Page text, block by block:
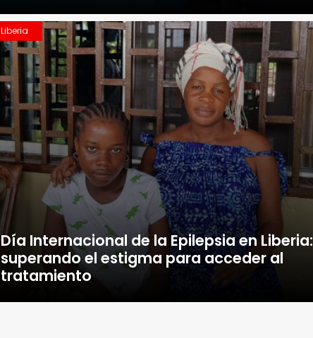
Liberia
Día Internacional de la Epilepsia en Liberia:
superando el estigma para acceder al
tratamiento